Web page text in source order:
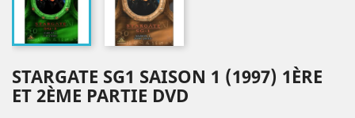
STARGATE SG1 SAISON 1 (1997) 1ÈRE
ET 2ÈME PARTIE DVD